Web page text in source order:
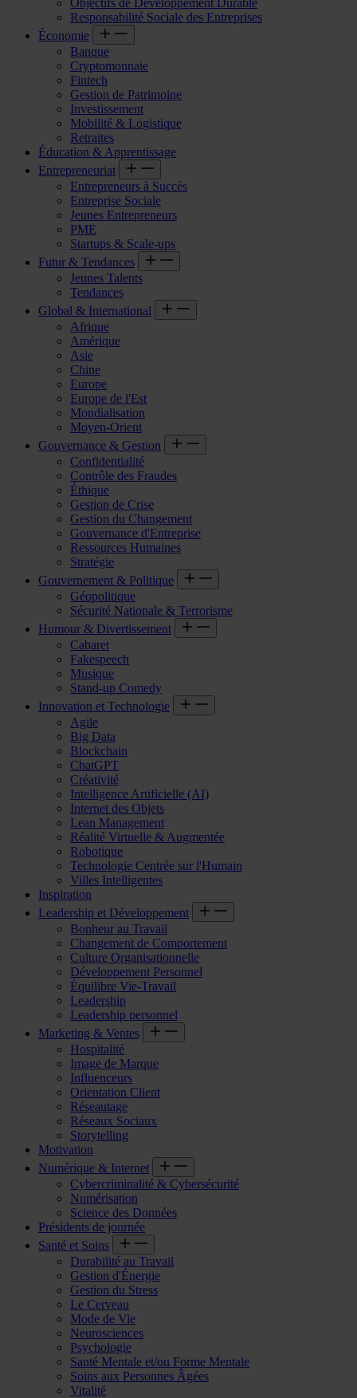
Responsabilité Sociale des Entreprises
Économie
Banque
Cryptomonnaie
Fintech
Gestion de Patrimoine
Investissement
Mobilité & Logistique
Retraites
Éducation & Apprentissage
Entrepreneuriat
Entrepreneurs à Succès
Entreprise Sociale
Jeunes Entrepreneurs
PME
Startups & Scale-ups
Futur & Tendances
Jeunes Talents
Tendances
Global & International
Afrique
Amérique
Asie
Chine
Europe
Europe de l'Est
Mondialisation
Moyen-Orient
Gouvernance & Gestion
Confidentialité
Contrôle des Fraudes
Éthique
Gestion de Crise
Gestion du Changement
Gouvernance d'Entreprise
Ressources Humaines
Stratégie
Gouvernement & Politique
Géopolitique
Sécurité Nationale & Terrorisme
Humour & Divertissement
Cabaret
Fakespeech
Musique
Stand-up Comedy
Innovation et Technologie
Agile
Big Data
Blockchain
ChatGPT
Créativité
Intelligence Artificielle (AI)
Internet des Objets
Lean Management
Réalité Virtuelle & Augmentée
Robotique
Technologie Centrée sur l'Humain
Villes Intelligentes
Inspiration
Leadership et Développement
Bonheur au Travail
Changement de Comportement
Culture Organisationnelle
Développement Personnel
Équilibre Vie-Travail
Leadership
Leadership personnel
Marketing & Ventes
Hospitalité
Image de Marque
Influenceurs
Orientation Client
Réseautage
Réseaux Sociaux
Storytelling
Motivation
Numérique & Internet
Cybercriminalité & Cybersécurité
Numérisation
Science des Données
Présidents de journée
Santé et Soins
Durabilité au Travail
Gestion d'Énergie
Gestion du Stress
Le Cerveau
Mode de Vie
Neurosciences
Psychologie
Santé Mentale et/ou Forme Mentale
Soins aux Personnes Âgées
Vitalité